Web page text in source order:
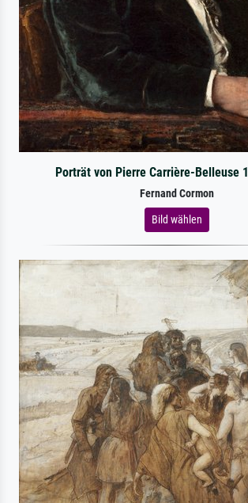
Porträt von Pierre Carrière-Belleuse
Fernand Cormon
Bild wählen